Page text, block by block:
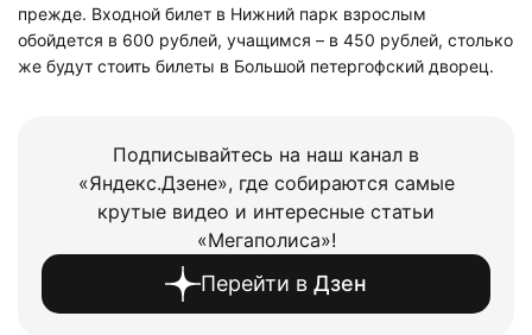
прежде. Входной билет в Нижний парк взрослым
обойдется в 600 рублей, учащимся – в 450 рублей, столько
же будут стоить билеты в Большой петергофский дворец.
Подписывайтесь на наш канал в
«Яндекс.Дзене», где собираются самые
крутые видео и интересные статьи
«Мегаполиса»!
Перейти в Дзен